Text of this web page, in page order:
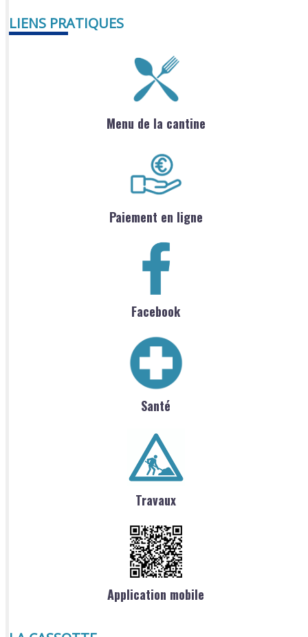
LIENS PRATIQUES
Menu de la cantine
Paiement en ligne
Facebook
Santé
Travaux
Application mobile